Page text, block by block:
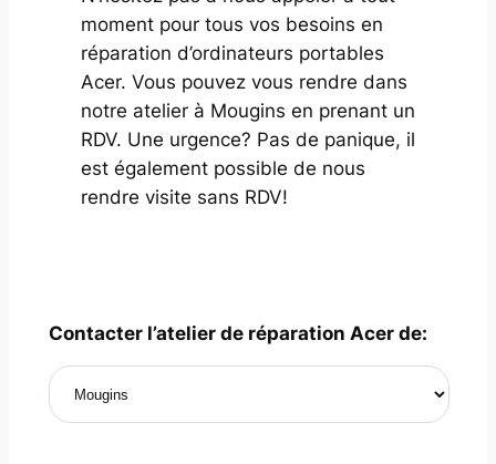
moment pour tous vos besoins en
réparation d’ordinateurs portables
Acer. Vous pouvez vous rendre dans
notre atelier à Mougins en prenant un
RDV. Une urgence? Pas de panique, il
est également possible de nous
rendre visite sans RDV!
Contacter l’atelier de réparation Acer de: